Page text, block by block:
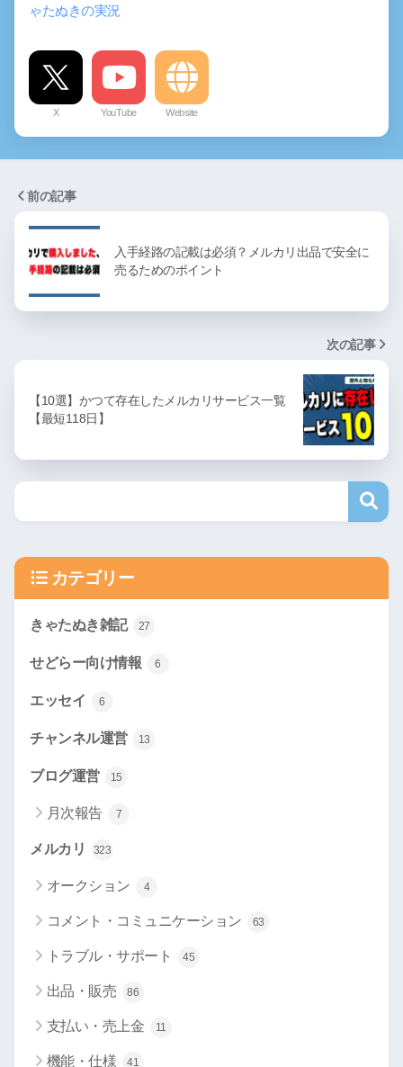
ゃたぬきの実況
X YouTube Website
前の記事
入手経路の記載は必須？メルカリ出品で安全に
売るためのポイント
次の記事
【10選】かつて存在したメルカリサービス一覧
【最短118日】
カテゴリー
きゃたぬき雑記 27
せどらー向け情報 6
エッセイ 6
チャンネル運営 13
ブログ運営 15
月次報告 7
メルカリ 323
オークション 4
コメント・コミュニケーション 63
トラブル・サポート 45
出品・販売 86
支払い・売上金 11
機能・仕様 41